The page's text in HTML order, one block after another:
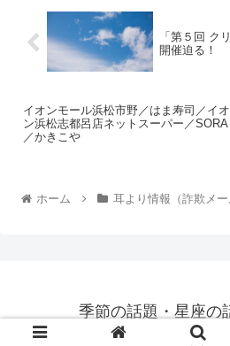
「第５回 ク
開催迫る！
イオンモール浜松市野／はま寿司／イオ
ン浜松志都呂店ネットスーパー／SORA
／かきこや
ホーム 耳より情報（詐欺メー
季節の話題・星座の
© 2013 季節の話題 ネタ帳